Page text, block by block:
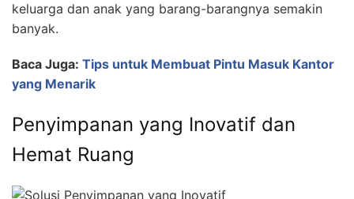
keluarga dan anak yang barang-barangnya semakin
banyak.
Baca Juga: Tips untuk Membuat Pintu Masuk Kantor
yang Menarik
Penyimpanan yang Inovatif dan
Hemat Ruang